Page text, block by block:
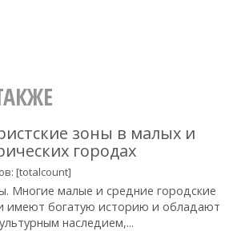
зоны в малых и
городах
[totalcount]
Многие малые и средние городские
имеют богатую историю и обладают
наследием,...